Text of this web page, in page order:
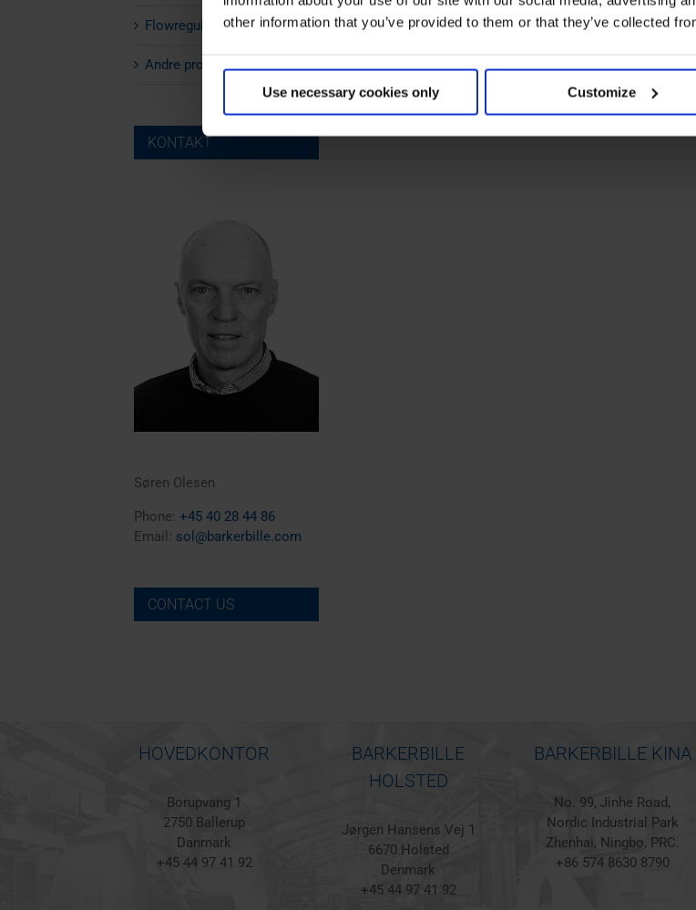
other information that you’ve provided to them or that they’ve collected
Use necessary cookies only Customize
Flowregulering
Andre produkter
KONTAKT
Søren Olesen
Phone: +45 40 28 44 86
Email: sol@barkerbille.com
CONTACT US
HOVEDKONTOR
Borupvang 1
2750 Ballerup
Danmark
+45 44 97 41 92
BARKERBILLE
HOLSTED
Jørgen Hansens Vej 1
6670 Holsted
Denmark
+45 44 97 41 92
BARKERBILLE KINA
No. 99, Jinhe Road,
Nordic Industrial Park
Zhenhai, Ningbo, PRC.
+86 574 8630 8790